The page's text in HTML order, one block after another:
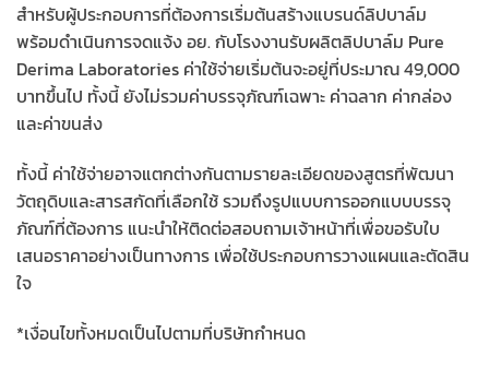
สำหรับผู้ประกอบการที่ต้องการเริ่มต้นสร้างแบรนด์ลิปบาล์ม
พร้อมดำเนินการจดแจ้ง อย. กับโรงงานรับผลิตลิปบาล์ม Pure
Derima Laboratories ค่าใช้จ่ายเริ่มต้นจะอยู่ที่ประมาณ 49,000
บาทขึ้นไป ทั้งนี้ ยังไม่รวมค่าบรรจุภัณฑ์เฉพาะ ค่าฉลาก ค่ากล่อง
และค่าขนส่ง
ทั้งนี้ ค่าใช้จ่ายอาจแตกต่างกันตามรายละเอียดของสูตรที่พัฒนา
วัตถุดิบและสารสกัดที่เลือกใช้ รวมถึงรูปแบบการออกแบบบรรจุ
ภัณฑ์ที่ต้องการ แนะนำให้ติดต่อสอบถามเจ้าหน้าที่เพื่อขอรับใบ
เสนอราคาอย่างเป็นทางการ เพื่อใช้ประกอบการวางแผนและตัดสิน
ใจ
*เงื่อนไขทั้งหมดเป็นไปตามที่บริษัทกำหนด